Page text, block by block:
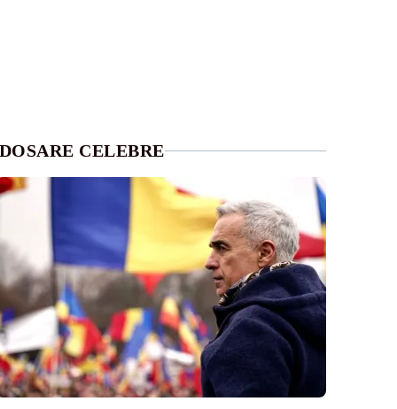
DOSARE CELEBRE